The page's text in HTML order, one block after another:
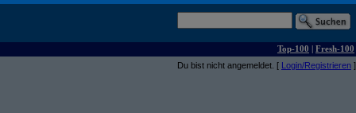
Top-100 | Fresh-100
Du bist nicht angemeldet. [ Login/Registrieren ]